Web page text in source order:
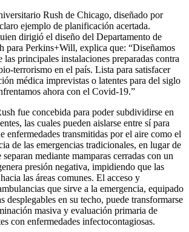
Rush de Chicago, diseñado por
ejemplo de planificación acertada.
dirigió el diseño del Departamento de
para Perkins+Will, explica que: “Diseñamos
las principales instalaciones preparadas contra
terrorismo en el país. Lista para satisfacer
médica imprevistas o latentes para del siglo
ahora con el Covid-19.”
fue concebida para poder subdividirse en
las cuales pueden aislarse entre sí para
enfermedades transmitidas por el aire como el
de las emergencias tradicionales, en lugar de
separan mediante mamparas cerradas con un
presión negativa, impidiendo que las
las áreas comunes. El acceso y
que sirve a la emergencia, equipado
desplegables en su techo, puede transformarse
masiva y evaluación primaria de
con enfermedades infectocontagiosas.